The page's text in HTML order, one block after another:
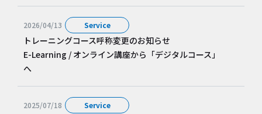
2026/04/13 Service
トレーニングコース呼称変更のお知らせ
E-Learning / オンライン講座から「デジタルコース」
へ
2025/07/18 Service